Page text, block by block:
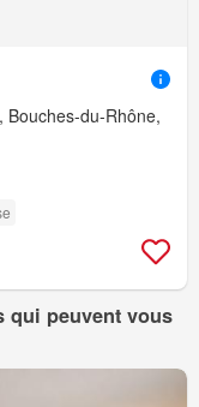
Bouches-du-Rhône,
qui peuvent vous